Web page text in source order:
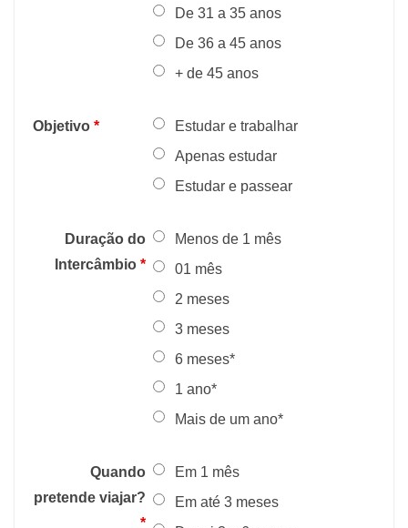
De 31 a 35 anos
De 36 a 45 anos
+ de 45 anos
Objetivo *
Estudar e trabalhar
Apenas estudar
Estudar e passear
Duração do
Intercâmbio*
Menos de 1 mês
01 mês
2 meses
3 meses
6 meses*
1 ano*
Mais de um ano*
Quando
pretende viajar?
*
Em 1 mês
Em até 3 meses